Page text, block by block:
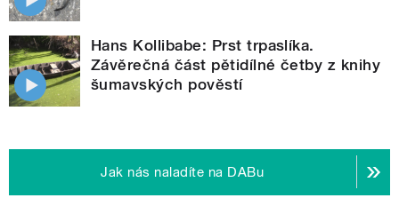
Hans Kollibabe: Prst trpaslíka.
Závěrečná část pětidílné četby z knihy
šumavských pověstí
Jak nás naladíte na DABu